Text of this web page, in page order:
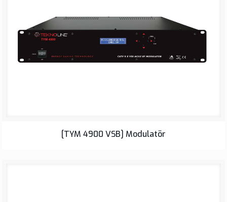
[TYM 4900 VSB] Modulatör